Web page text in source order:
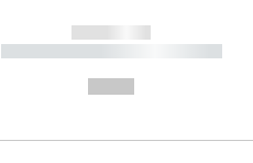
------------
----------- ----------- ----------